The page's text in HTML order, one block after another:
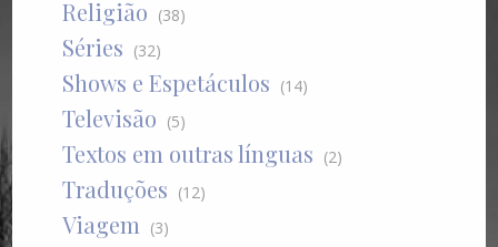
Religião (38)
Séries (32)
Shows e Espetáculos (14)
Televisão (5)
Textos em outras línguas (2)
Traduções (12)
Viagem (3)